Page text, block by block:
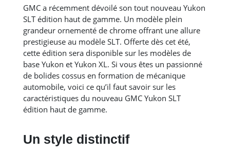
GMC a récemment dévoilé son tout nouveau Yukon
SLT édition haut de gamme. Un modèle plein
grandeur ornementé de chrome offrant une allure
prestigieuse au modèle SLT. Offerte dès cet été,
cette édition sera disponible sur les modèles de
base Yukon et Yukon XL. Si vous êtes un passionné
de bolides cossus en formation de mécanique
automobile, voici ce qu’il faut savoir sur les
caractéristiques du nouveau GMC Yukon SLT
édition haut de gamme.
Un style distinctif